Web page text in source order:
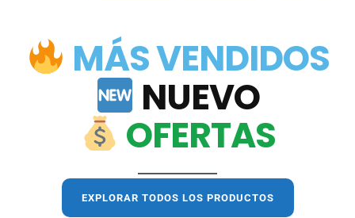
MÁS VENDIDOS
NUEVO
OFERTAS
EXPLORAR TODOS LOS PRODUCTOS